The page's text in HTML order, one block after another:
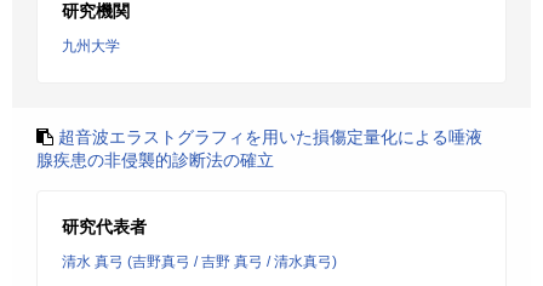
研究機関
九州大学
超音波エラストグラフィを用いた損傷定量化による唾液
腺疾患の非侵襲的診断法の確立
研究代表者
清水 真弓 (吉野真弓 / 吉野 真弓 / 清水真弓)